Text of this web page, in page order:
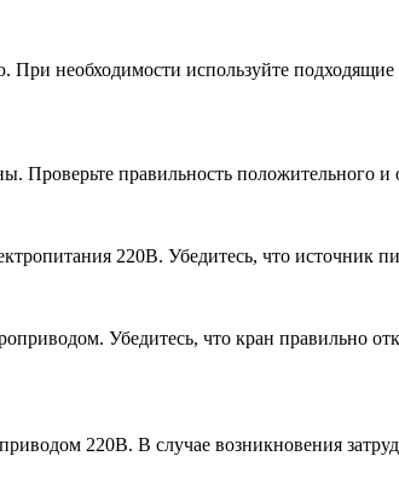
необходимости используйте
Проверьте правильность положительного
220В. Убедитесь, что источник
Убедитесь, что кран правильно
220В. В случае возникновения